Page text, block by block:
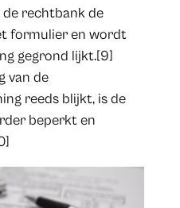
rechtbank de
formulier en wordt
gegrond lijkt.[9]
van de
reeds blijkt, is de
beperkt en